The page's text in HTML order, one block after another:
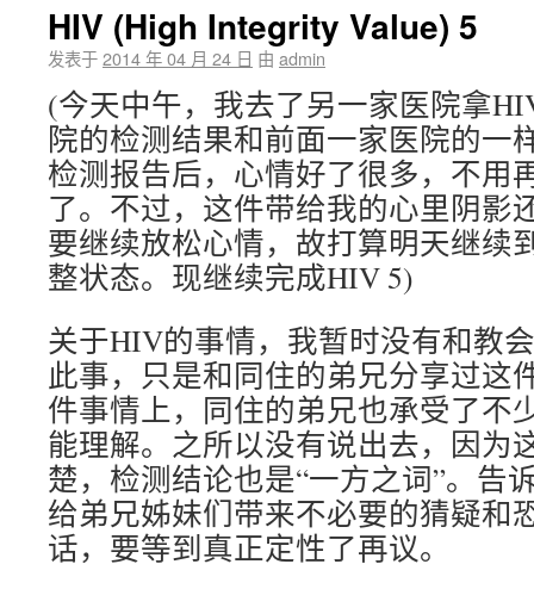
HIV (High Integrity Value) 5
发表于2014 年 04 月 24 日 由 admin
(今天中午，我去了另一家医院拿
院的检测结果和前面一家医院的一
检测报告后，心情好了很多，不用
了。不过，这件带给我的心里阴影
要继续放松心情，故打算明天继续
整状态。现继续完成HIV 5)
关于HIV的事情，我暂时没有和教
此事，只是和同住的弟兄分享过这
件事情上，同住的弟兄也承受了不
能理解。之所以没有说出去，因为
楚，检测结论也是“一方之词”。告
给弟兄姊妹们带来不必要的猜疑和
话，要等到真正定性了再议。